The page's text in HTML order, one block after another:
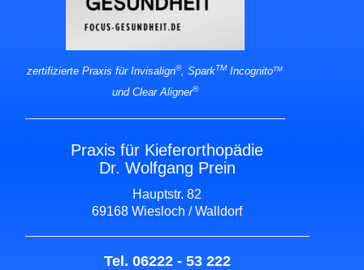
zertifizierte Praxis für Invisalign®, SparkTM IncognitoTM
und Clear Aligner®
Praxis für Kieferorthopädie
Dr. Wolfgang Prein
Hauptstr. 82
69168 Wiesloch / Walldorf
Tel. 06222 - 53 222